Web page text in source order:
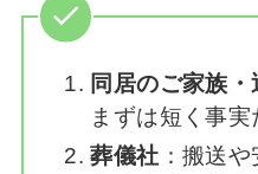
同居のご家族
まずは短く事実
葬儀社 ：搬送